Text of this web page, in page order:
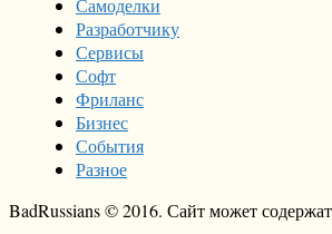
Самоделки
Разработчику
Сервисы
Софт
Фриланс
Бизнес
События
Разное
BadRussians © 2016. Сайт может